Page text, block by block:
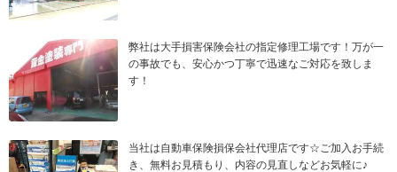
弊社は大手損害保険会社の指定修理工場です！万が一
の事故でも、安心かつ丁寧で迅速なご対応を致しま
す！
当社は自動車保険損保会社代理店です☆ご加入お手続
き、無料お見積もり、内容の見直しなどお気軽に♪